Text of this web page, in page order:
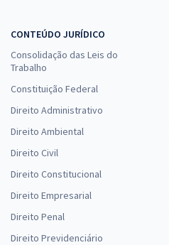
CONTEÚDO JURÍDICO
Consolidação das Leis do
Trabalho
Constituição Federal
Direito Administrativo
Direito Ambiental
Direito Civil
Direito Constitucional
Direito Empresarial
Direito Penal
Direito Previdenciário